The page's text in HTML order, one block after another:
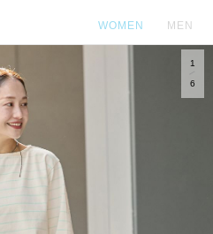
WOMEN MEN
1
6